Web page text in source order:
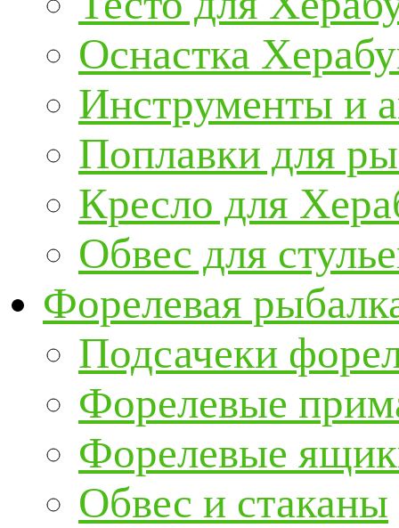
Оснастка
Инструменты и
Поплавки для
Кресло для
Обвес для
Форелевая
Подсачеки
Форелевые
Форелевые
Обвес и стаканы